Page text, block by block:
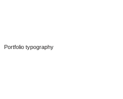
Portfolio typography